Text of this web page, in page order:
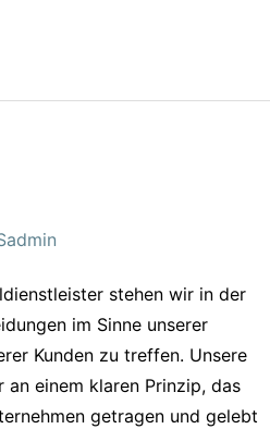
stehen wir in der
im Sinne unserer
Kunden zu treffen. Unsere
einem klaren Prinzip, das
getragen und gelebt